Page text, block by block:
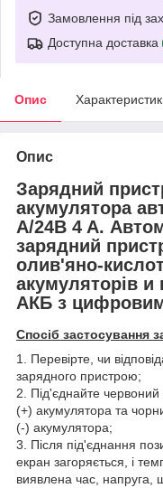
Замовлення під
Доступна доставка
Опис
Опис
Зарядний
акумулятора
А/24B 4 A.
зарядний
олив'яно-
акумуляторів и
АКБ з
Спосіб застосування
1. Перевірте, чи
зарядного пристрою;
2. Під'єднайте червоний
(+) акумулятора та
(-) акумулятора;
3. Після під'єднання
екран загоряється, і
виявлена час, напруга,